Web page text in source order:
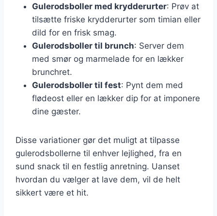
Gulerodsboller med krydderurter: Prøv at
tilsætte friske krydderurter som timian eller
dild for en frisk smag.
Gulerodsboller til brunch: Server dem
med smør og marmelade for en lækker
brunchret.
Gulerodsboller til fest: Pynt dem med
flødeost eller en lækker dip for at imponere
dine gæster.
Disse variationer gør det muligt at tilpasse
gulerodsbollerne til enhver lejlighed, fra en
sund snack til en festlig anretning. Uanset
hvordan du vælger at lave dem, vil de helt
sikkert være et hit.